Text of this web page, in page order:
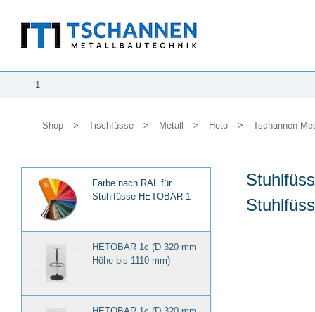
1
Shop > Tischfüsse > Metall > Heto > Tschannen
Farbe nach RAL für
Stuhlfüsse HETOBAR 1
HETOBAR 1c (D 320 mm
Höhe bis 1110 mm)